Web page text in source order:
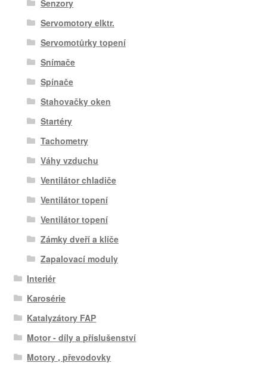
Senzory
Servomotory elktr.
Servomotůrky topení
Snímače
Spínače
Stahovačky oken
Startéry
Tachometry
Váhy vzduchu
Ventilátor chladiče
Ventilátor topení
Ventilátor topení
Zámky dveří a klíče
Zapalovací moduly
Interiér
Karosérie
Katalyzátory FAP
Motor - díly a příslušenství
Motory , převodovky